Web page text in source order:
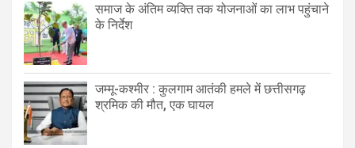
समाज के अंतिम व्यक्ति तक योजनाओं का लाभ पहुंचाने
के निर्देश
जम्मू-कश्मीर : कुलगाम आतंकी हमले में छत्तीसगढ़
श्रमिक की मौत, एक घायल